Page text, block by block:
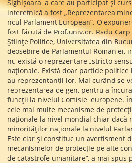
Sighișoara la care au participat și
interetnică a fost „Reprezentarea
noul Parlament European”. O
fost făcută de Prof.univ.dr. Radu
Științe Politice, Universitatea din
deosebire de Parlamentul României,
nu există o reprezentare „stricto
naționale. Există doar partide politice
au reprezentanții lor. Mai curând se
reprezentarea de gen, pentru a
funcții la nivelul Comisiei europene.
cele mai multe mecanisme de
naționale la nivel mondial chiar dacă
minorităților naționale la nivelul
Este clar și constitue un avertisment
mecanismelor de protecție pe alte
de catastrofe umanitare”, a mai spus